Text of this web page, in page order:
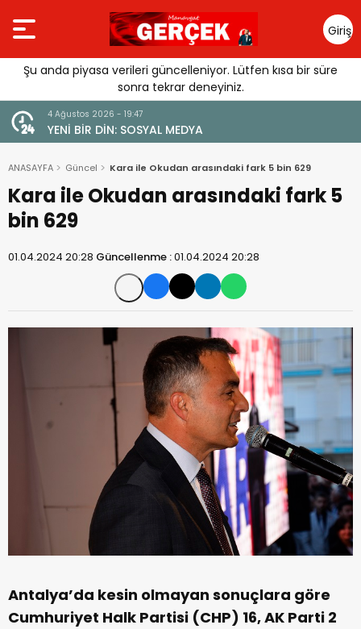
Giriş
Yap
Şu anda piyasa verileri güncelleniyor. Lütfen kısa bir süre
sonra tekrar deneyiniz.
4 Ağustos 2026 - 19:47
YENİ BİR DİN: SOSYAL MEDYA
ANASAYFA Güncel Kara ile Okudan arasındaki fark 5 bin 629
Kara ile Okudan arasındaki fark 5
bin 629
01.04.2024 20:28 Güncellenme :01.04.2024 20:28
Antalya’da kesin olmayan sonuçlara göre
Cumhuriyet Halk Partisi (CHP) 16, AK Parti 2